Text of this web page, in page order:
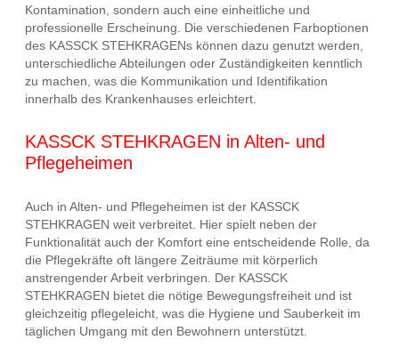
Kontamination, sondern auch eine einheitliche und
professionelle Erscheinung. Die verschiedenen Farboptionen
des KASSCK STEHKRAGENs können dazu genutzt werden,
unterschiedliche Abteilungen oder Zuständigkeiten kenntlich
zu machen, was die Kommunikation und Identifikation
innerhalb des Krankenhauses erleichtert.
KASSCK STEHKRAGEN in Alten- und
Pflegeheimen
Auch in Alten- und Pflegeheimen ist der KASSCK
STEHKRAGEN weit verbreitet. Hier spielt neben der
Funktionalität auch der Komfort eine entscheidende Rolle, da
die Pflegekräfte oft längere Zeiträume mit körperlich
anstrengender Arbeit verbringen. Der KASSCK
STEHKRAGEN bietet die nötige Bewegungsfreiheit und ist
gleichzeitig pflegeleicht, was die Hygiene und Sauberkeit im
täglichen Umgang mit den Bewohnern unterstützt.